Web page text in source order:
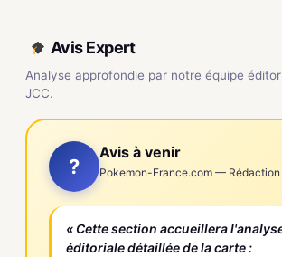
Avis Expert
Analyse approfondie par notre équipe
JCC.
?
Avis à venir
Pokemon-France.com — Rédaction
« Cette section accueillera
éditoriale détaillée de la carte :